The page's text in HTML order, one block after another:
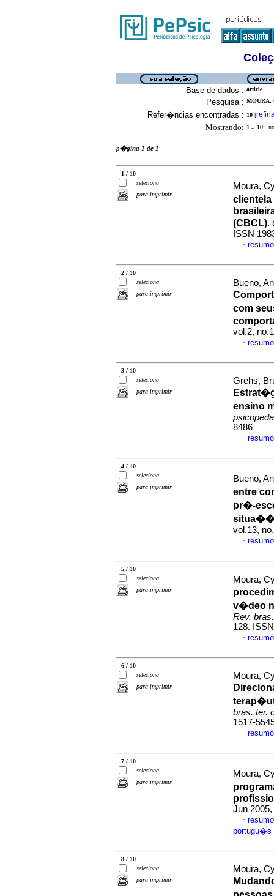
Base de dados : article
Pesquisa : MOURA,
Refer�ncias encontradas : 10 [
Mostrando: 1 .. 10
p�gina 1 de 1
1 / 10
seleciona
para imprimir
Moura,
(CBCL).
ISSN
·
2 / 10
seleciona
para imprimir
Bueno,
com
vol.2,
·
3 / 10
seleciona
para imprimir
Grehs,
ensino
8486
·
4 / 10
seleciona
para imprimir
Bueno,
entre
pr�-
vol.13,
·
5 / 10
seleciona
para imprimir
Moura,
v�deo
Rev.
128.
·
6 / 10
seleciona
para imprimir
Moura,
bras. ter.
1517-
·
7 / 10
seleciona
para imprimir
Moura,
Jun
·
portugu�s
8 / 10
seleciona
para imprimir
Moura,